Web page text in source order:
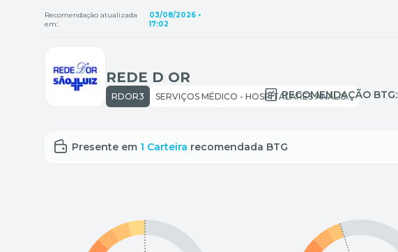
REDE D OR
RDOR3 SERVIÇOS MÉDICO - HOSPITALARES ANÁLISES E DIAGNÓSTICOS: SERVIÇOS MÉDICO - HOSPITALARES ANÁLISES E DIAGNÓSTICOS
Presente em 1 Carteira recomendada BTG
RECOMENDAÇÃO BTG:
Recomendação atualizada
em:
03/08/2026 •
17:02